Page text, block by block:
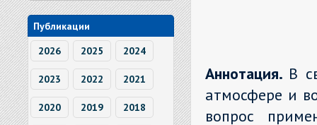
Публикации
2026
2025 2024
2023 2022 2021
2020 2019 2018
Аннотация. В
атмосфере и
вопрос